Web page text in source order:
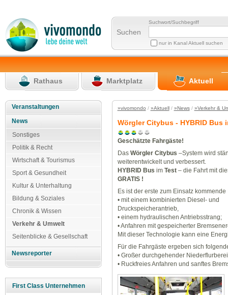
Suchen
Suchwort/Suchbegriff
nur in Kanal Aktuell suchen
Rathaus Marktplatz Aktuell
Veranstaltungen
News
Sonstiges
Politik & Recht
Wirtschaft & Tourismus
Sport & Gesundheit
Kultur & Unterhaltung
Bildung & Soziales
Chronik & Wissen
Verkehr & Umwelt
Seitenblicke & Gesellschaft
Newsreporter
First Class Unternehmen
»vivomondo / »Aktuell/ »News/ »Verkehr &
Wörgler Citybus - HYBRID Bus
Geschätzte Fahrgäste!
DasWörgler Citybus –System wird
weiterentwickelt und verbessert.
HYBRID Bus im Test– die Fahrt mit
GRATIS !
Es ist der erste zum Einsatz kommende
• mit einem kombinierten Diesel- und
Druckspeicherantrieb,
• einem hydraulischen Antriebsstrang;
• Anfahren mit gespeicherter
Mit dieser Technologie kann eine
Für die Fahrgäste ergeben sich
• Großer durchgehender
• Ruckfreies Anfahren und sanftes